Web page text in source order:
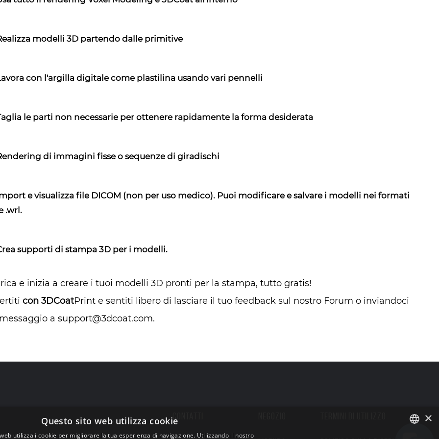
modelli 3D partendo dalle primitive
con l'argilla digitale come plastilina usando vari pennelli
le parti non necessarie per ottenere rapidamente la forma desiderata
di immagini fisse o sequenze di giradischi
e visualizza file DICOM (non per uso medico). Puoi modificare e salvare i modelli nei formati
.wrl.
supporti di stampa 3D per i modelli.
e inizia a creare i tuoi modelli 3D pronti per la stampa, tutto gratis!
con 3DCoatPrint e sentiti libero di lasciare il tuo feedback sul nostro Forum o inviandoci
a support@3dcoat.com.
CONTATTI ×
Questo sito web utilizza cookie
utilizza i cookie per migliorare la tua esperienza di navigazione. Utilizzando il nostro